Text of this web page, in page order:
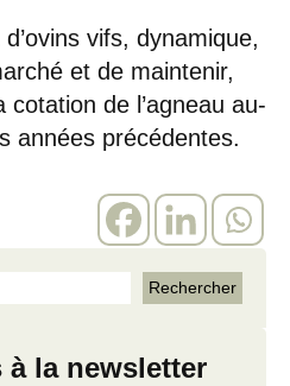
vifs, dynamique,
et de maintenir,
de l’agneau au-
années précédentes.
la newsletter